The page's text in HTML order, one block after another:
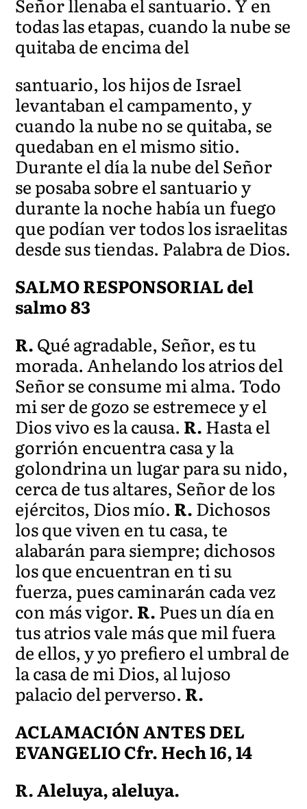
Señor llenaba el santuario. Y en
todas las etapas, cuando la nube se
quitaba de encima del
santuario, los hijos de Israel
levantaban el campamento, y
cuando la nube no se quitaba, se
quedaban en el mismo sitio.
Durante el día la nube del Señor
se posaba sobre el santuario y
durante la noche había un fuego
que podían ver todos los israelitas
desde sus tiendas. Palabra de Dios.
SALMO RESPONSORIAL del
salmo 83
R.Qué agradable, Señor, es tu
morada. Anhelando los atrios del
Señor se consume mi alma. Todo
mi ser de gozo se estremece y el
Dios vivo es la causa. R.Hasta el
gorrión encuentra casa y la
golondrina un lugar para su nido,
cerca de tus altares, Señor de los
ejércitos, Dios mío. R.Dichosos
los que viven en tu casa, te
alabarán para siempre; dichosos
los que encuentran en ti su
fuerza, pues caminarán cada vez
con más vigor. R.Pues un día en
tus atrios vale más que mil fuera
de ellos, y yo prefiero el umbral de
la casa de mi Dios, al lujoso
palacio del perverso. R.
ACLAMACIÓN ANTES DEL
EVANGELIO Cfr. Hech 16, 14
R. Aleluya, aleluya.